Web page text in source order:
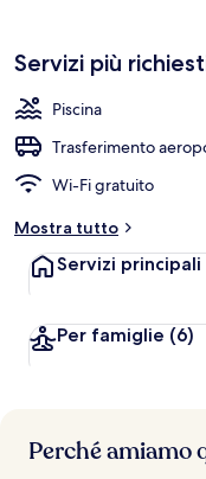
Servizi più
Piscina
Trasferimento
Wi-Fi gratuito
Mostra tutto
Servizi principali
Per famiglie (6)
Perché